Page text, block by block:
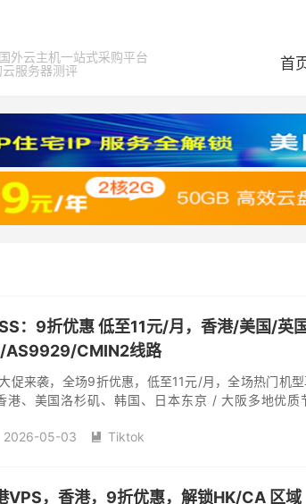
外云主机一站式采购平台
服务器测评
首
：9折优惠 低至11元/月，香港/美国/英
AS9929/CMIN2线路
促来袭，全场9折优惠，低至11元/月，全场热门机
港、美国洛杉矶、韩国、日本东京 / 大阪多地优质
2026-05-03  Tiktok
VPS，香港，9折优惠，解锁HK/CA 区域